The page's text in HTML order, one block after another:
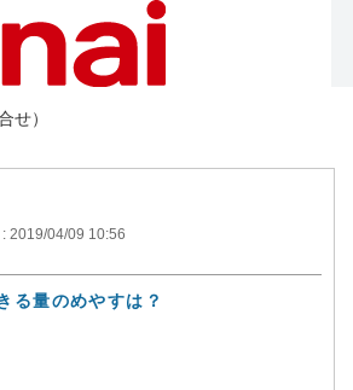
せ）
2019/04/09 10:56
る量のめやすは？